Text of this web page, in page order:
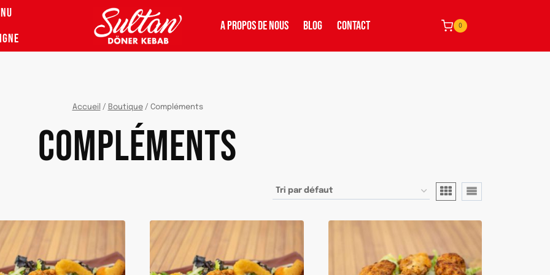
A PROPOS DE NOUS BLOG CONTACT 0
Accueil / Boutique / Compléments
COMPLÉMENTS